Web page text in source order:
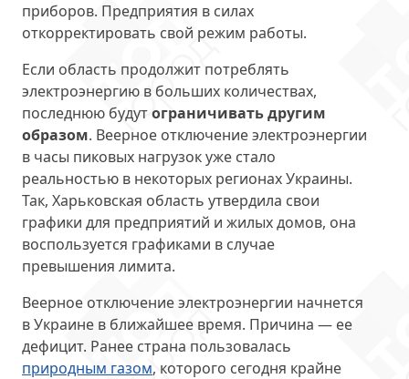
приборов. Предприятия в силах
откорректировать свой режим работы.
Если область продолжит потреблять
электроэнергию в больших количествах,
последнюю будутограничивать другим
образом. Веерное отключение электроэнергии
в часы пиковых нагрузок уже стало
реальностью в некоторых регионах Украины.
Так, Харьковская область утвердила свои
графики для предприятий и жилых домов, она
воспользуется графиками в случае
превышения лимита.
Веерное отключение электроэнергии начнется
в Украине в ближайшее время. Причина — ее
дефицит. Ранее страна пользовалась
природным газом, которого сегодня крайне